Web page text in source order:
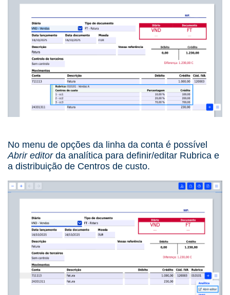
No menu de opções da linha da conta é possível
Abrir editorda analítica para definir/editar Rubrica e
a distribuição de Centros de custo.